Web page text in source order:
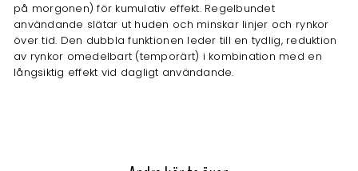
på morgonen) för kumulativ effekt. Regelbundet
användande slätar ut huden och minskar linjer och rynkor
över tid. Den dubbla funktionen leder till en tydlig, reduktion
av rynkor omedelbart (temporärt) i kombination med en
långsiktig effekt vid dagligt användande.